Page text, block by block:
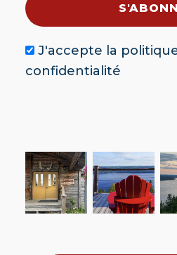
J'accepte la
confidentialité